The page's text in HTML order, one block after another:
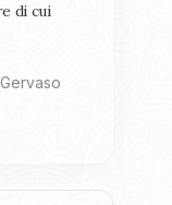
di cui